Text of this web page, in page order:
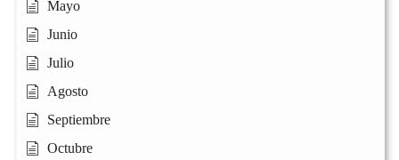
Mayo
Junio
Julio
Agosto
Septiembre
Octubre